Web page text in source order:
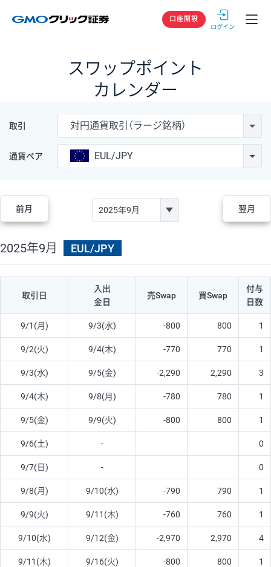
GMOクリック
口座開設
スワップポイント
カレンダー
取引 対円通貨取引（ラージ銘柄）
通貨ペア EUL/JPY
前月 翌月
2025年9月 EUL/JPY
取引日
入出
金日
売Swap 買Swap
付与
日数
9/1(月) 9/3(水) -800 800 1
9/2(火) 9/4(木) -770 770 1
9/3(水) 9/5(金) -2,290 2,290 3
9/4(木) 9/8(月) -780 780 1
9/5(金) 9/9(火) -800 800 1
9/6(土) - 0
9/7(日) - 0
9/8(月) 9/10(水) -790 790 1
9/9(火) 9/11(木) -760 760 1
9/10(水) 9/12(金) -2,970 2,970 4
9/11(木) 9/16(火) -800 800 1